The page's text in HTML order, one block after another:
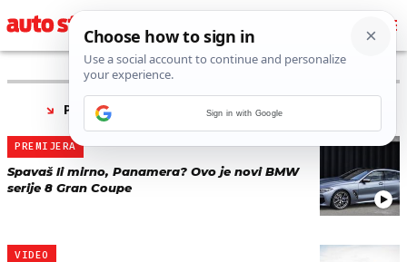
PRONAĐENO 10 REZULTATA ZA TAG “
PREMIJERA
Spavaš li mirno, Panamera? Ovo je novi BMW
serije 8 Gran Coupe
VIDEO
Sign in with Google